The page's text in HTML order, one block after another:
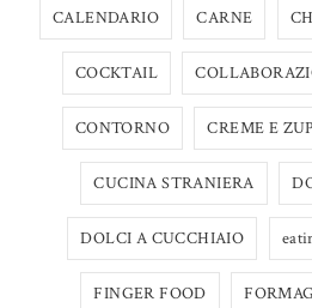
CALENDARIO CARNE
COCKTAIL
CONTORNO CREME E
CUCINA STRANIERA
DOLCI A CUCCHIAIO
FINGER FOOD